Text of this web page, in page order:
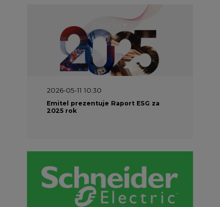
2026-05-11 10:30
Emitel prezentuje Raport ESG za
2025 rok